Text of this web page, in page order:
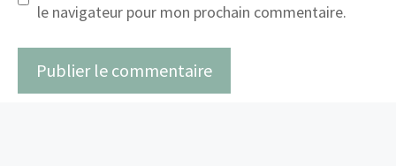
le navigateur pour mon prochain commentaire.